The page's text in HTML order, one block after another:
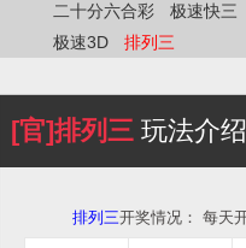
二十分六合彩
极速快三
极速3D
排列三
[官]排列三 玩法介绍
排列三开奖情况： 每天